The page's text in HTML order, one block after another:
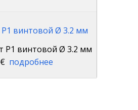
винтовой Ø 3.2 мм
подробнее